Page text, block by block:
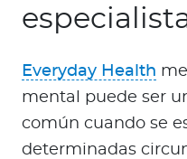
Everyday Health
mental puede ser
común cuando se
determinadas